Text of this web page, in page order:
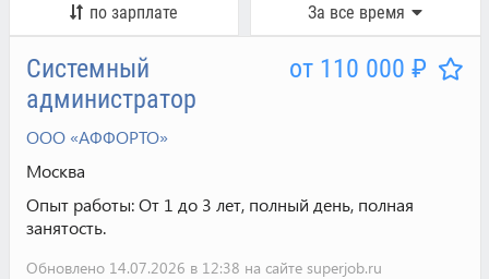
по зарплате За все время
Системный
администратор
от 110 000 ₽
ООО «АФФОРТО»
Москва
Опыт работы:От 1 до 3 лет, полный день, полная
занятость.
Обновлено 14.07.2026 в 12:38 на сайте superjob.ru